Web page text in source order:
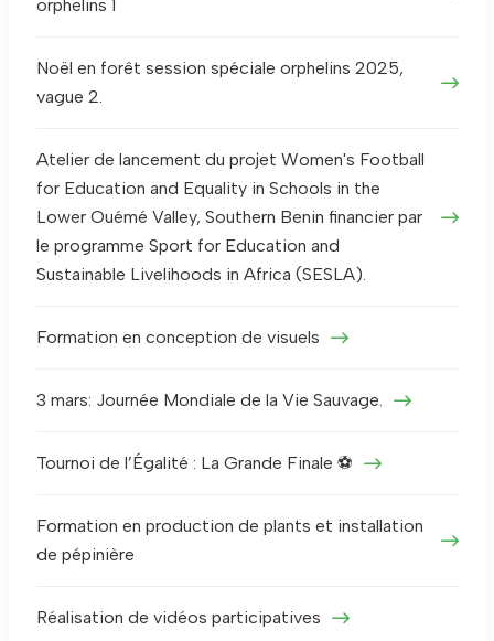
orphelins 1
Noël en forêt session spéciale orphelins 2025,
vague 2.
Atelier de lancement du projet Women's Football
for Education and Equality in Schools in the
Lower Ouémé Valley, Southern Benin financier par
le programme Sport for Education and
Sustainable Livelihoods in Africa (SESLA).
Formation en conception de visuels
3 mars: Journée Mondiale de la Vie Sauvage.
Tournoi de l’Égalité : La Grande Finale ⚽
Formation en production de plants et installation
de pépinière
Réalisation de vidéos participatives